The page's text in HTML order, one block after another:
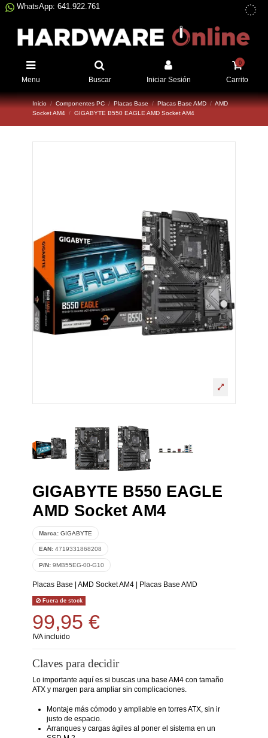
WhatsApp: 641.922.761
Menu Buscar Iniciar Sesión
0
Carrito
Inicio Componentes PC Placas Base Placas Base AMD
AMD
Socket AM4
GIGABYTE B550 EAGLE AMD Socket AM4
GIGABYTE B550 EAGLE
AMD Socket AM4
Marca: GIGABYTE
EAN: 4719331868208
P/N: 9MB55EG-00-G10
Placas Base AMD Socket AM4| Placas Base AMD
Fuera de stock
99,95 €
IVA incluido
Claves para decidir
Lo importante aquí es si buscas una base AM4 con tamaño
ATX y margen para ampliar sin complicaciones.
Montaje más cómodo y ampliable en torres ATX, sin ir
justo de espacio.
Arranques y cargas ágiles al poner el sistema en un